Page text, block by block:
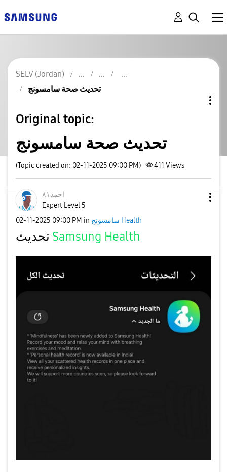
SELV (Jordan)
تحديث صحة سامسونج
Original topic:
تحديث صحة سامسونج
(Topic created on: 02-11-2025 09:00 PM) 411 Views
احمد٨١
Expert Level 5
‎02-11-2025 09:00 PM in سامسونج Health
Samsung Health